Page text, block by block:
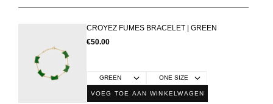
CROYEZ FUMES BRACELET | GREEN
€50.00
VOEG TOE AAN WINKELWAGEN